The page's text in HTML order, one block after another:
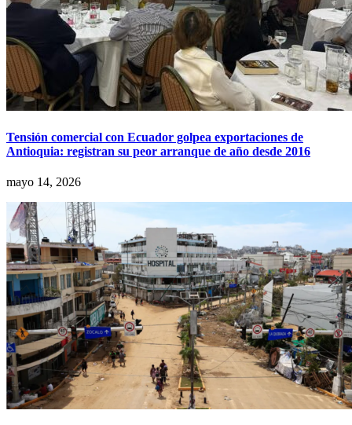
Tensión comercial con Ecuador golpea exportaciones de
Antioquia: registran su peor arranque de año desde 2016
mayo 14, 2026